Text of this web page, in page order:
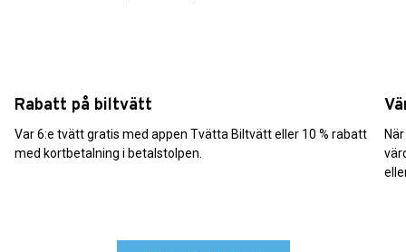
Rabatt på biltvätt
Var 6:e tvätt gratis med appen Tvätta Biltvätt eller 10 % rabatt
med kortbetalning i betalstolpen.